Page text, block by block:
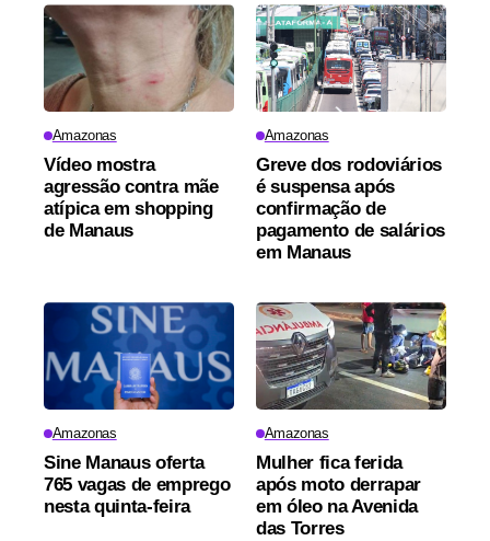
Amazonas
Vídeo mostra
agressão contra mãe
atípica em shopping
de Manaus
Amazonas
Greve dos rodoviários
é suspensa após
confirmação de
pagamento de salários
em Manaus
Amazonas
Sine Manaus oferta
765 vagas de emprego
nesta quinta-feira
Amazonas
Mulher fica ferida
após moto derrapar
em óleo na Avenida
das Torres